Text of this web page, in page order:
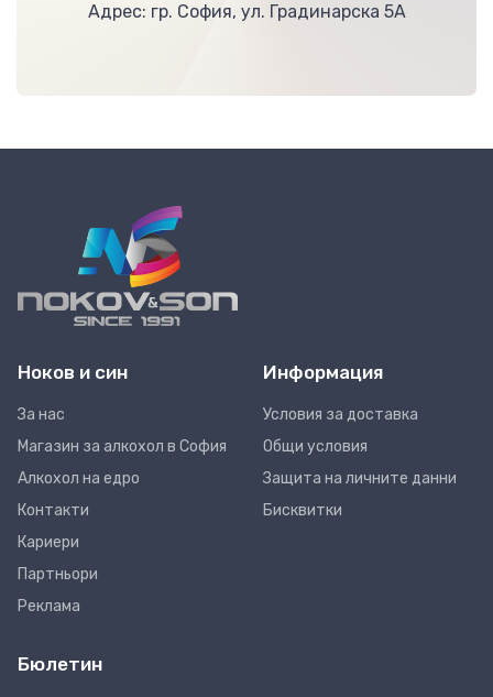
Адрес: гр. София, ул. Градинарска 5А
Ноков и син
За нас
Магазин за алкохол в София
Алкохол на едро
Контакти
Кариери
Партньори
Реклама
Информация
Условия за доставка
Общи условия
Защита на личните данни
Бисквитки
Бюлетин